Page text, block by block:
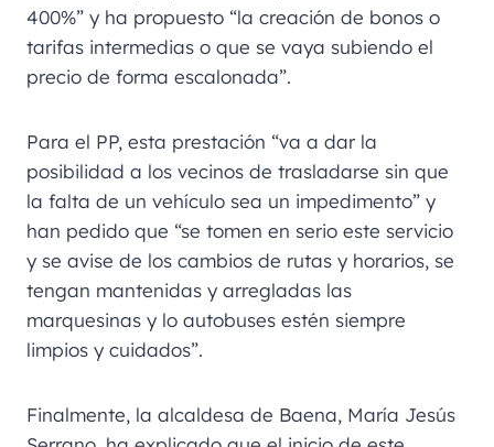
400%” y ha propuesto “la creación de bonos o
tarifas intermedias o que se vaya subiendo el
precio de forma escalonada”.
Para el PP, esta prestación “va a dar la
posibilidad a los vecinos de trasladarse sin que
la falta de un vehículo sea un impedimento” y
han pedido que “se tomen en serio este servicio
y se avise de los cambios de rutas y horarios, se
tengan mantenidas y arregladas las
marquesinas y lo autobuses estén siempre
limpios y cuidados”.
Finalmente, la alcaldesa de Baena, María Jesús